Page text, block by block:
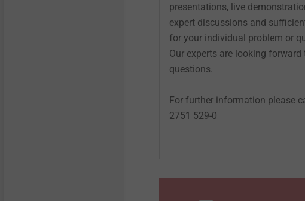
presentations, live
expert discussions and
for your individual problem or
Our experts are looking forward
questions.
For further information please
2751 529-0